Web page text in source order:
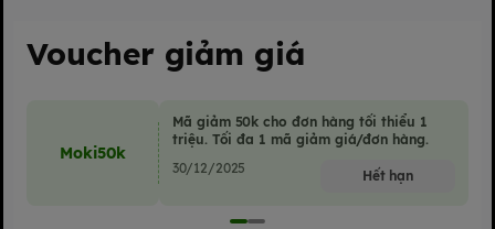
Voucher giảm giá
Moki50k
Mã giảm 50k cho đơn hàng tối thiểu 1
triệu. Tối đa 1 mã giảm giá/đơn hàng.
30/12/2025
Hết hạn